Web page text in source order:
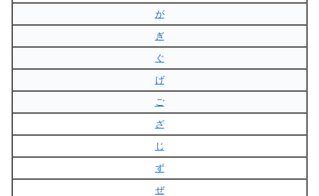
が
ぎ
ぐ
げ
ご
ざ
じ
ず
ぜ